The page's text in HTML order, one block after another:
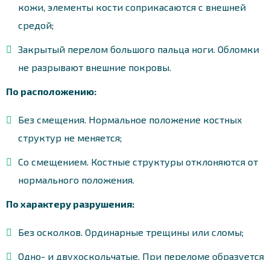
кожи, элементы кости соприкасаются с внешней
средой;
Закрытый перелом большого пальца ноги. Обломки
не разрывают внешние покровы.
По расположению:
Без смещения. Нормальное положение костных
структур не меняется;
Со смещением. Костные структуры отклоняются от
нормального положения.
По характеру разрушения:
Без осколков. Ординарные трещины или сломы;
Одно- и двухоскольчатые. При переломе образуется